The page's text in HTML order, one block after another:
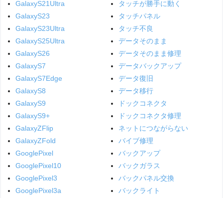
GalaxyS21Ultra
GalaxyS23
GalaxyS23Ultra
GalaxyS25Ultra
GalaxyS26
GalaxyS7
GalaxyS7Edge
GalaxyS8
GalaxyS9
GalaxyS9+
GalaxyZFlip
GalaxyZFold
GooglePixel
GooglePixel10
GooglePixel3
GooglePixel3a
タッチが勝手に動く
タッチパネル
タッチ不良
データそのまま
データそのまま修理
データバックアップ
データ復旧
データ移行
ドックコネクタ
ドックコネクタ修理
ネットにつながらない
バイブ修理
バックアップ
バックガラス
バックパネル交換
バックライト